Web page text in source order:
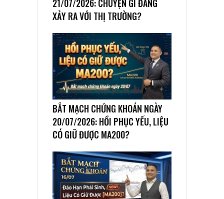
21/07/2026: CHUYỆN GÌ ĐANG
XẢY RA VỚI THỊ TRƯỜNG?
BẮT MẠCH CHỨNG KHOÁN NGÀY
20/07/2026: HỒI PHỤC YẾU, LIỆU
CÓ GIỮ ĐƯỢC MA200?